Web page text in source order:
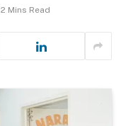
2 Mins Read